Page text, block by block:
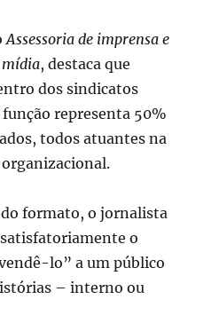
Assessoria de imprensa e
mídia, destaca que
dos sindicatos
representa 50%
todos atuantes na
organizacional.
formato, o jornalista
o
lo” a um público
– interno ou